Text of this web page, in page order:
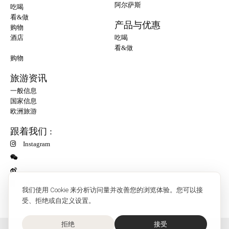
我们使用 Cookie 来分析访问量并改善您的浏览体验。您可以接
受、拒绝或自定义设置。
拒绝 接受
吃喝
看&做
购物
酒店
阿尔萨斯
产品与优惠
吃喝
看&做
购物
旅游资讯
一般信息
国家信息
欧洲旅游
跟着我们 :
Instagram